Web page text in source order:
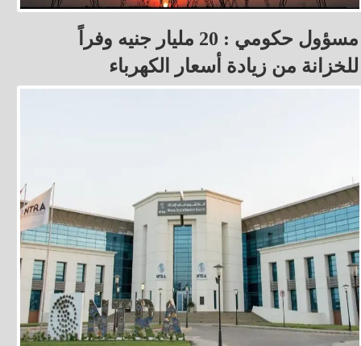
مسؤول حكومي : 20 مليار جنيه وفراً
للخزانة من زيادة أسعار الكهرباء